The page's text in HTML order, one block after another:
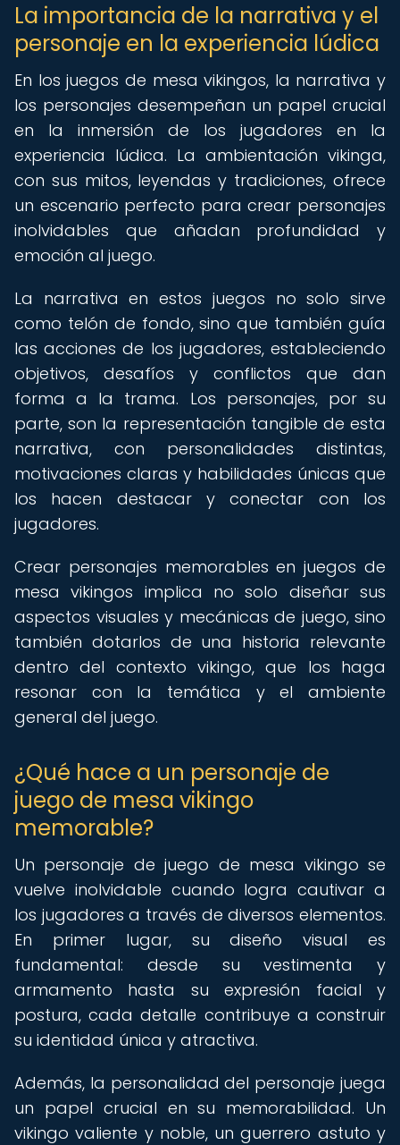
La importancia de la narrativa y el
personaje en la experiencia lúdica
En los juegos de mesa vikingos, la narrativa y
los personajes desempeñan un papel crucial
en la inmersión de los jugadores en la
experiencia lúdica. La ambientación vikinga,
con sus mitos, leyendas y tradiciones, ofrece
un escenario perfecto para crear personajes
inolvidables que añadan profundidad y
emoción al juego.
La narrativa en estos juegos no solo sirve
como telón de fondo, sino que también guía
las acciones de los jugadores, estableciendo
objetivos, desafíos y conflictos que dan
forma a la trama. Los personajes, por su
parte, son la representación tangible de esta
narrativa, con personalidades distintas,
motivaciones claras y habilidades únicas que
los hacen destacar y conectar con los
jugadores.
Crear personajes memorables en juegos de
mesa vikingos implica no solo diseñar sus
aspectos visuales y mecánicas de juego, sino
también dotarlos de una historia relevante
dentro del contexto vikingo, que los haga
resonar con la temática y el ambiente
general del juego.
¿Qué hace a un personaje de
juego de mesa vikingo
memorable?
Un personaje de juego de mesa vikingo se
vuelve inolvidable cuando logra cautivar a
los jugadores a través de diversos elementos.
En primer lugar, su diseño visual es
fundamental: desde su vestimenta y
armamento hasta su expresión facial y
postura, cada detalle contribuye a construir
su identidad única y atractiva.
Además, la personalidad del personaje juega
un papel crucial en su memorabilidad. Un
vikingo valiente y noble, un guerrero astuto y